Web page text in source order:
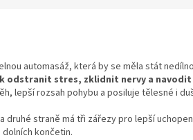
automasáž, která by se měla stát
odstranit stres, zklidnit nervy a
lepší rozsah pohybu a posiluje tělesné i
druhé straně má tři zářezy pro lepší
končetin.